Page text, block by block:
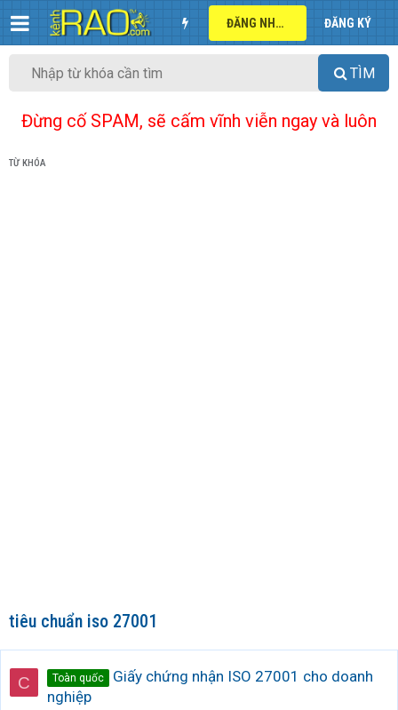
ĐĂNG NHẬP ĐĂNG KÝ
TÌM
Đừng cố SPAM, sẽ cấm vĩnh viễn ngay và luôn
TỪ KHÓA
tiêu chuẩn iso 27001
C Toàn quốc
Giấy chứng nhận ISO 27001 cho doanh
nghiệp